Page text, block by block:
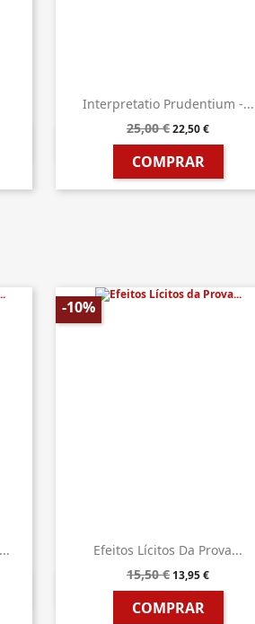
Interpretatio Prudentium -...
25,00 €22,50 €
COMPRAR
 Vista rápida
Efeitos Lícitos Da Prova...
15,50 € 13,95 €
COMPRAR
-10%
 Vista rápida